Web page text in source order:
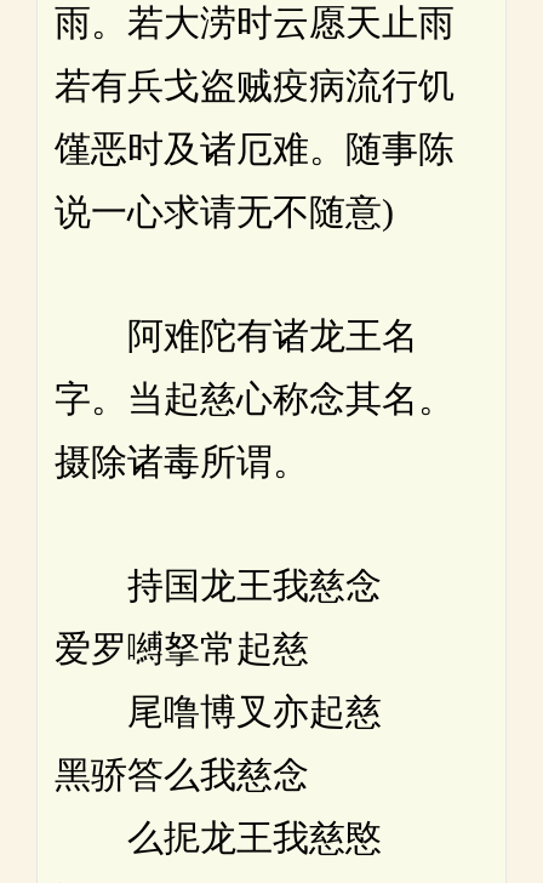
雨。若大涝时云愿天止雨
若有兵戈盗贼疫病流行饥
馑恶时及诸厄难。随事陈
说一心求请无不随意)
阿难陀有诸龙王名
字。当起慈心称念其名。
摄除诸毒所谓。
持国龙王我慈念
爱罗嚩拏常起慈
尾噜博叉亦起慈
黑骄答么我慈念
么抳龙王我慈愍